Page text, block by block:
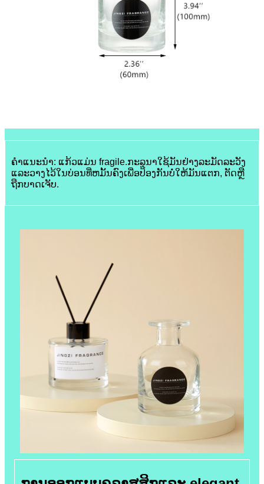
ຄໍາແນະນໍາ: ແກ້ວແມ່ນ fragile.ກະລຸນາໃຊ້ມັນຢ່າງລະມັດລະວັງ
ແລະວາງໄວ້ໃນບ່ອນທີ່ຫມັ້ນຄົງເພື່ອປ້ອງກັນບໍ່ໃຫ້ມັນແຕກ, ຕັດຫຼື
ຖືກບາດເຈັບ.